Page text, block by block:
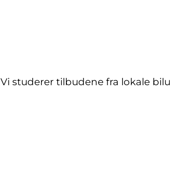
Vi studerer tilbudene fra lokale